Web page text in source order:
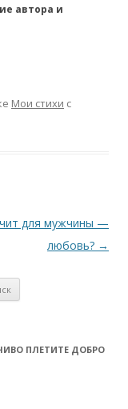
автора и
Мои стихи с
для мужчины —
любовь? →
ПЛЕТИТЕ ДОБРО